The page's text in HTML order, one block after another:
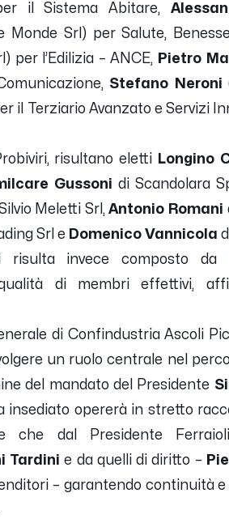
il Sistema Abitare,
Monde Srl) per Salute,
per l’Edilizia – ANCE, Pietro
Stefano Neroni
il Terziario Avanzato e Servizi
risultano eletti Longino
Gussoni di Scandolara
Meletti Srl, Antonio Romani
Srl e Domenico Vannicola
risulta invece composto da
di membri effettivi,
di Confindustria Ascoli
un ruolo centrale nel
del mandato del Presidente
insediato opererà in stretto
che dal Presidente
Tardini e da quelli di diritto –
– garantendo continuità